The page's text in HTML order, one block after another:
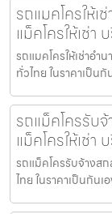
รถแมคโครให้เ
แม็คโครให้เช่
รถแมคโครให้เช่าอำ
ทั่วไทย ในราคาเป็
รถแม็คโครรับ
แม็คโครให้เช่
รถแม็คโครรับจ้างส
ไทย ในราคาเป็นกัน